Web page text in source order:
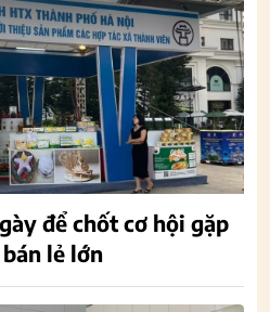
để chốt cơ hội gặp
lẻ lớn